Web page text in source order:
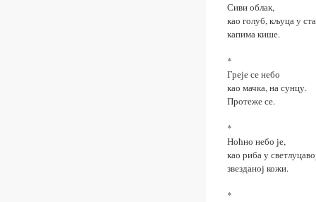
Сиви облак,
као голуб, кљуца у
капима кише.
*
Греје се небо
као мачка, на сунцу.
Протеже се.
*
Ноћно небо је,
као риба у
звезданој кожи.
*